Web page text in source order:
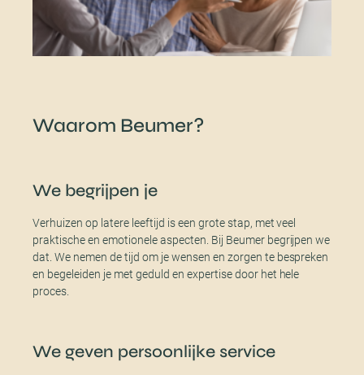
Waarom Beumer?
We begrijpen je
Verhuizen op latere leeftijd is een grote stap, met veel
praktische en emotionele aspecten. Bij Beumer begrijpen we
dat. We nemen de tijd om je wensen en zorgen te bespreken
en begeleiden je met geduld en expertise door het hele
proces.
We geven persoonlijke service